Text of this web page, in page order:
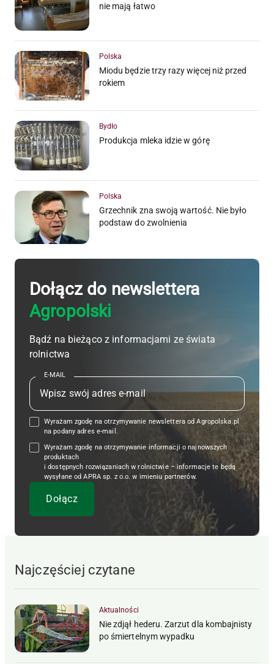
nie mają łatwo
Polska
Miodu będzie trzy razy więcej niż przed
rokiem
Bydło
Produkcja mleka idzie w górę
Polska
Grzechnik zna swoją wartość. Nie było
podstaw do zwolnienia
Dołącz do newslettera
Agropolski
Bądź na bieżąco z informacjami ze świata
rolnictwa
E-MAIL
Wyrażam zgodę na otrzymywanie newslettera od Agropolska.pl
na podany adres e-mail.
Wyrażam zgodę na otrzymywanie informacji o najnowszych
produktach
i dostępnych rozwiązaniach w rolnictwie – informacje te będą
wysyłane od APRA sp. z o.o. w imieniu partnerów.
Najczęściej czytane
Aktualności
Nie zdjął hederu. Zarzut dla kombajnisty
po śmiertelnym wypadku